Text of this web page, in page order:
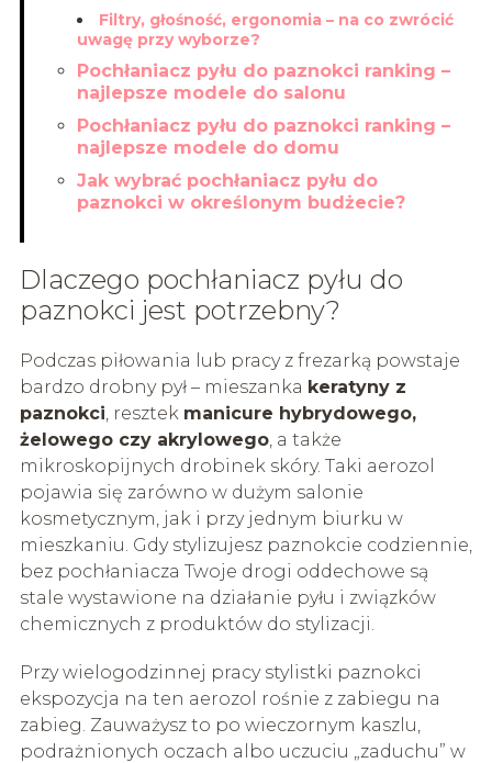
Filtry, głośność, ergonomia – na co zwrócić
uwagę przy wyborze?
Pochłaniacz pyłu do paznokci ranking –
najlepsze modele do salonu
Pochłaniacz pyłu do paznokci ranking –
najlepsze modele do domu
Jak wybrać pochłaniacz pyłu do
paznokci w określonym budżecie?
Dlaczego pochłaniacz pyłu do
paznokci jest potrzebny?
Podczas piłowania lub pracy z frezarką powstaje
bardzo drobny pył – mieszanka keratyny z
paznokci , resztek manicure hybrydowego,
żelowego czy akrylowego, a także
mikroskopijnych drobinek skóry. Taki aerozol
pojawia się zarówno w dużym salonie
kosmetycznym, jak i przy jednym biurku w
mieszkaniu. Gdy stylizujesz paznokcie codziennie,
bez pochłaniacza Twoje drogi oddechowe są
stale wystawione na działanie pyłu i związków
chemicznych z produktów do stylizacji.
Przy wielogodzinnej pracy stylistki paznokci
ekspozycja na ten aerozol rośnie z zabiegu na
zabieg. Zauważysz to po wieczornym kaszlu,
podrażnionych oczach albo uczuciu „zaduchu” w